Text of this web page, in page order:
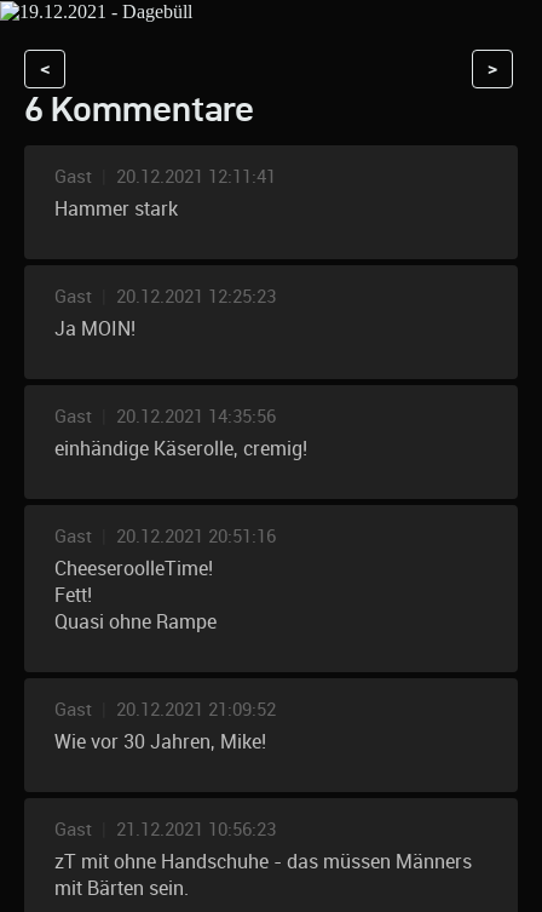
< >
6 Kommentare
Gast 20.12.2021 12:11:41
Hammer stark
Gast 20.12.2021 12:25:23
Ja MOIN!
Gast 20.12.2021 14:35:56
einhändige Käserolle, cremig!
Gast 20.12.2021 20:51:16
CheeseroolleTime!
Fett!
Quasi ohne Rampe
Gast 20.12.2021 21:09:52
Wie vor 30 Jahren, Mike!
Gast 21.12.2021 10:56:23
zT mit ohne Handschuhe - das müssen Männers
mit Bärten sein.